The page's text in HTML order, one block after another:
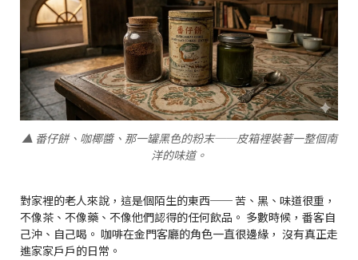
▲ 番仔餅、咖椰醬、那一罐黑色的粉末──皮箱裡裝著一整個南
洋的味道。
對家裡的老人來說，這是個陌生的東西── 苦、黑、味道很重，
不像茶、不像藥、不像他們認得的任何飲品。 多數時候，番客自
己沖、自己喝。 咖啡在金門客廳的角色一直很邊緣， 沒有真正走
進家家戶戶的日常。